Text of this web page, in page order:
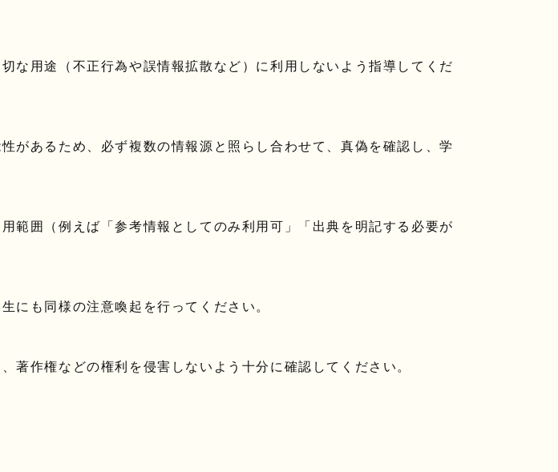
用途（不正行為や誤情報拡散など）に利用しないよう指導してくだ
あるため、必ず複数の情報源と照らし合わせて、真偽を確認し、学
囲（例えば「参考情報としてのみ利用可」「出典を明記する必要が
も同様の注意喚起を行ってください。
作権などの権利を侵害しないよう十分に確認してください。